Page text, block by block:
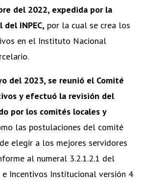
del 2022, expedida por la
del INPEC, por la cual se crea los
en el Instituto Nacional
del 2023, se reunió el Comité
y efectuó la revisión del
por los comités locales y
las postulaciones del comité
elegir a los mejores servidores
al numeral 3.2.1.2.1 del
e Incentivos Institucional versión 4